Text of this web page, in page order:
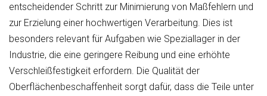
entscheidender Schritt zur Minimierung von Maßfehlern und
zur Erzielung einer hochwertigen Verarbeitung. Dies ist
besonders relevant für Aufgaben wie Speziallager in der
Industrie, die eine geringere Reibung und eine erhöhte
Verschleißfestigkeit erfordern. Die Qualität der
Oberflächenbeschaffenheit sorgt dafür, dass die Teile unter